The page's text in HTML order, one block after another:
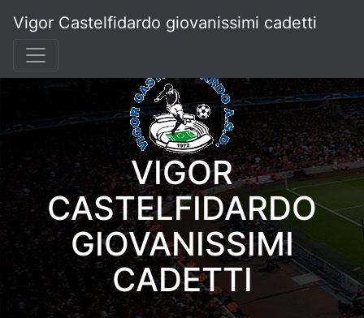
Vigor Castelfidardo giovanissimi cadetti
VIGOR
CASTELFIDARDO
GIOVANISSIMI
CADETTI